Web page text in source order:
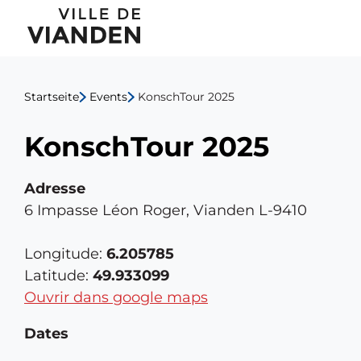
KonschTour
2025
Hauptnavigationsmenü
Startseite Events KonschTour 2025
KonschTour 2025
Adresse
6 Impasse Léon Roger, Vianden L-9410
Longitude: 6.205785
Latitude: 49.933099
Ouvrir dans google maps
Dates